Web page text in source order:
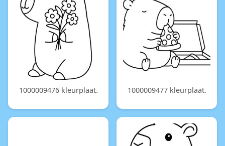
1000009476 kleurplaat. 1000009477 kleurplaat.